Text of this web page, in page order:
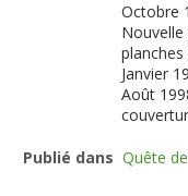
Octobre
planches
Janvier
Août
Publié dans Quête